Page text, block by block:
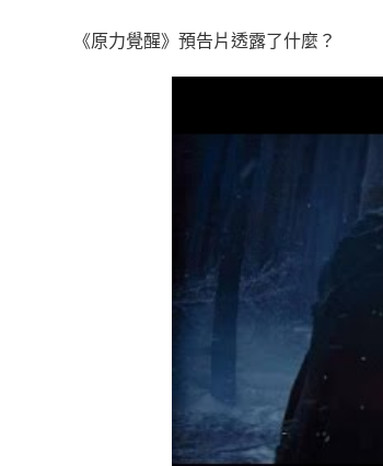
《原力覺醒》預告片透露了什麼？